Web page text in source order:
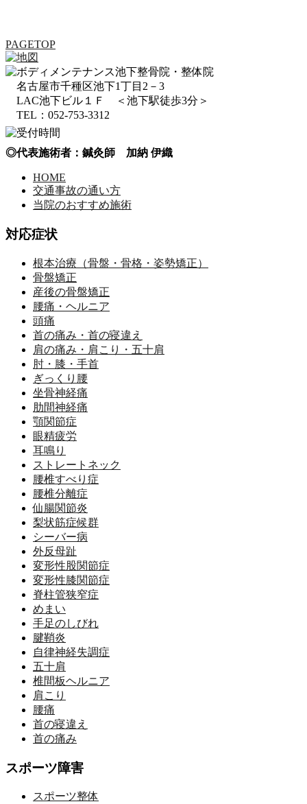
PAGETOP
名古屋市千種区池下1丁目2－3
LAC池下ビル１Ｆ ＜池下駅徒歩3分＞
TEL：052-753-3312
◎代表施術者：鍼灸師 加納 伊織
HOME
交通事故の通い方
当院のおすすめ施術
対応症状
根本治療（骨盤・骨格・姿勢矯正）
骨盤矯正
産後の骨盤矯正
腰痛・ヘルニア
頭痛
首の痛み・首の寝違え
肩の痛み・肩こり・五十肩
肘・膝・手首
ぎっくり腰
坐骨神経痛
肋間神経痛
顎関節症
眼精疲労
耳鳴り
ストレートネック
腰椎すべり症
腰椎分離症
仙腸関節炎
梨状筋症候群
シーバー病
外反母趾
変形性股関節症
変形性膝関節症
脊柱管狭窄症
めまい
手足のしびれ
腱鞘炎
自律神経失調症
五十肩
椎間板ヘルニア
肩こり
腰痛
首の寝違え
首の痛み
スポーツ障害
スポーツ整体